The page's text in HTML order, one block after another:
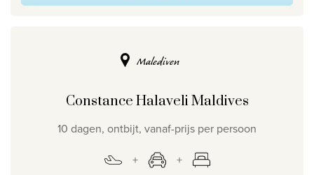
Malediven
Constance Halaveli Maldives
10 dagen, ontbijt, vanaf-prijs per persoon